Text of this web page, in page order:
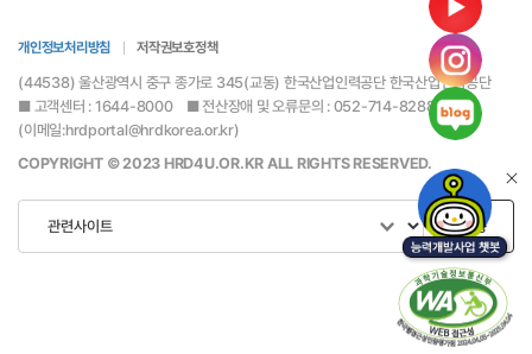
개인정보처리방침 저작권보호정책
(44538) 울산광역시 중구 종가로 345(교동) 한국산업인력공단 한국산업인력공단
■ 고객센터 : 1644-8000 ■ 전산장애 및 오류문의 : 052-714-8288
(이메일:hrdportal@hrdkorea.or.kr)
COPYRIGHT © 2023 HRD4U.OR.KR ALL RIGHTS RESERVED.
이동